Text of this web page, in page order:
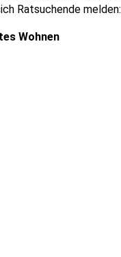
Ratsuchende melden:
Wohnen